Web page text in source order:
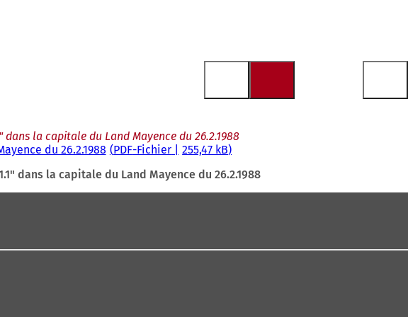
la capitale du Land Mayence du 26.2.1988
du 26.2.1988 PDF-Fichier 255,47 kB
dans la capitale du Land Mayence du 26.2.1988